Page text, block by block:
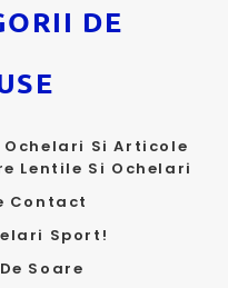
DE
Ochelari Si Articole
Lentile Si Ochelari
Contact
Sport!
Soare